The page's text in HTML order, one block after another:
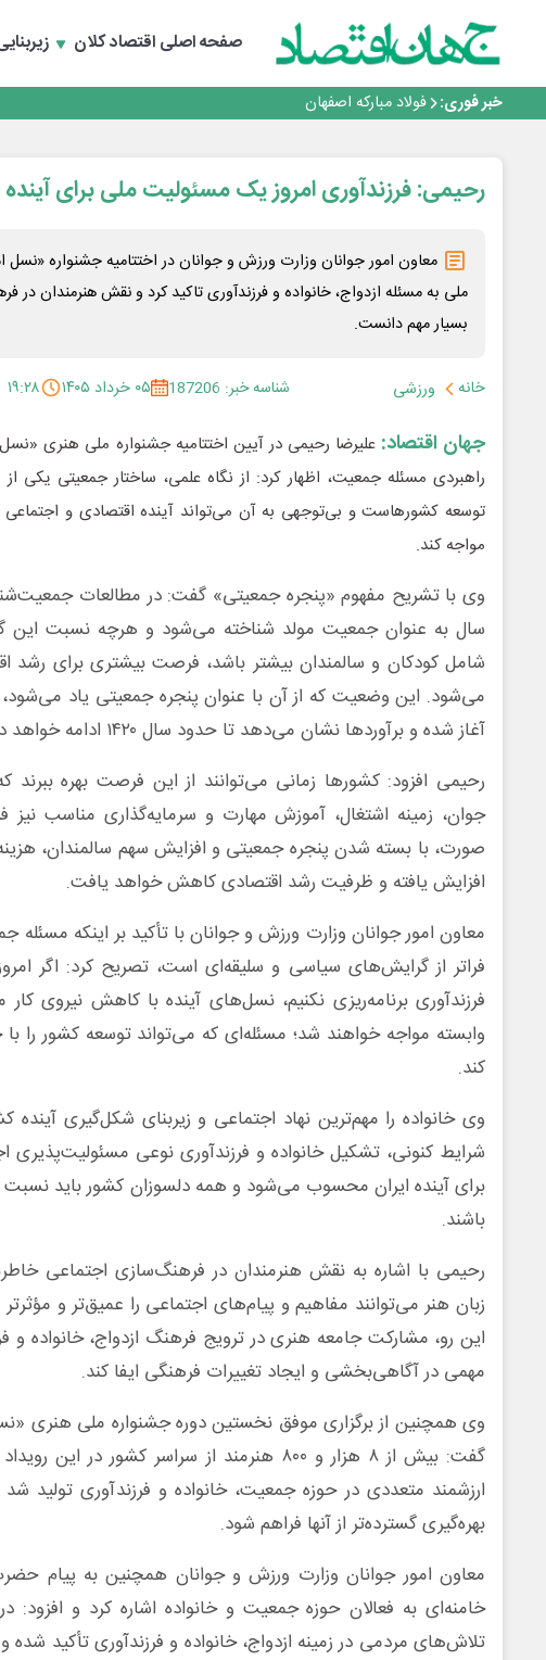
صفحه اصلیاقتصاد کلان
خبر فوری:
گفتگو با کاوه معلمی، مدیر حسابداری مدیریت فولادسنگان
تداوم صعود مس در بازارهای جهانی؛ قیمت فلز سرخ از ۱۴هزار دلار در هر تن عبور کرد
فولاد مبارکه اصفهان
افتتاح بزرگ‌ترین و مجهزترین آموزشگاه فنی وحرفه ای آزاد تخصصی
گفتگو با کاوه معلمی، مدیر حسابداری مدیریت فولادسنگان
تداوم صعود مس در بازارهای جهانی؛ قیمت فلز سرخ از ۱۴هزار دلار در هر تن عبور کرد
فولاد در تله قیمت‌گذاری دستوری
رحیمی: فرزندآوری امروز یک مسئولیت ملی برای
معاون امور جوانان وزارت ورزش و جوانان در اختتامیه جشنواره
ملی به مسئله ازدواج، خانواده و فرزندآوری تاکید کرد و نقش هنرمندان در
بسیار مهم دانست.
خانه ورزشی شناسه خبر: 187206 ۰۵ خرداد ۱۴۰۵ ۱۹:۲۸
جهان اقتصاد: علیرضا رحیمی در آیین اختتامیه جشنواره ملی هنری
راهبردی مسئله جمعیت، اظهار کرد: از نگاه علمی، ساختار جمعیتی یکی از
توسعه کشورهاست و بی‌توجهی به آن می‌تواند آینده اقتصادی و اجتماعی
مواجه کند.
سال به عنوان جمعیت مولد شناخته می‌شود و هرچه نسبت این
شامل کودکان و سالمندان بیشتر باشد، فرصت بیشتری برای رشد
آغاز شده و برآوردها نشان می‌دهد تا حدود سال ۱۴۲۰ ادامه خواهد داشت.
رحیمی افزود: کشورها زمانی می‌توانند از این فرصت بهره ببرند
جوان، زمینه اشتغال، آموزش مهارت و سرمایه‌گذاری مناسب نیز
صورت، با بسته شدن پنجره جمعیتی و افزایش سهم سالمندان،
افزایش یافته و ظرفیت رشد اقتصادی کاهش خواهد یافت.
معاون امور جوانان وزارت ورزش و جوانان با تأکید بر اینکه
فراتر از گرایش‌های سیاسی و سلیقه‌ای است، تصریح کرد: اگر
فرزندآوری برنامه‌ریزی نکنیم، نسل‌های آینده با کاهش نیروی
وابسته مواجه خواهند شد؛ مسئله‌ای که می‌تواند توسعه کشور را
کند.
وی خانواده را مهم‌ترین نهاد اجتماعی و زیربنای شکل‌گیری
شرایط کنونی، تشکیل خانواده و فرزندآوری نوعی مسئولیت‌پذیری
برای آینده ایران محسوب می‌شود و همه دلسوزان کشور باید
باشند.
رحیمی با اشاره به نقش هنرمندان در فرهنگ‌سازی اجتماعی
زبان هنر می‌توانند مفاهیم و پیام‌های اجتماعی را عمیق‌تر و مؤثرتر
این رو، مشارکت جامعه هنری در ترویج فرهنگ ازدواج، خانواده و
مهمی در آگاهی‌بخشی و ایجاد تغییرات فرهنگی ایفا کند.
وی همچنین از برگزاری موفق نخستین دوره جشنواره ملی هنری
گفت: بیش از ۸ هزار و ۸۰۰ هنرمند از سراسر کشور در
ارزشمند متعددی در حوزه جمعیت، خانواده و فرزندآوری تولید
بهره‌گیری گسترده‌تر از آنها فراهم شود.
معاون امور جوانان وزارت ورزش و جوانان همچنین به پیام
خامنه‌ای به فعالان حوزه جمعیت و خانواده اشاره کرد و افزود:
تلاش‌های مردمی در زمینه ازدواج، خانواده و فرزندآوری تأکید